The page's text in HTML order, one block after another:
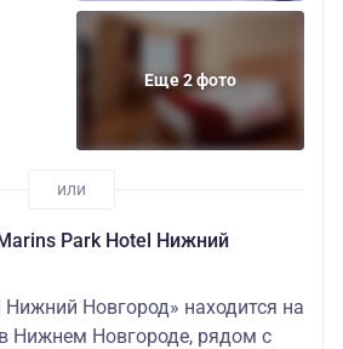
Еще 2 фото
Park Hotel Нижний
Нижний Новгород» находится на
Нижнем Новгороде, рядом с